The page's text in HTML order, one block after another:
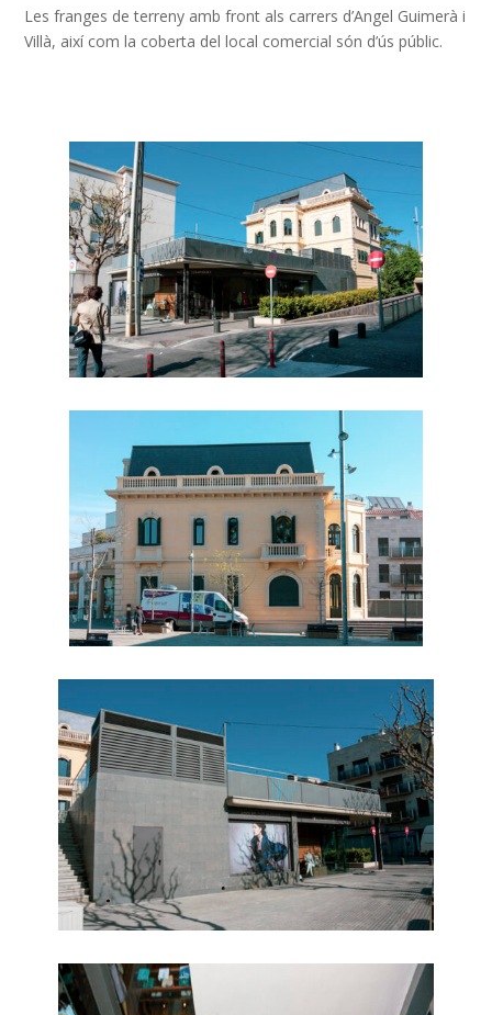
Les franges de terreny amb front als carrers d’Angel Guimerà i
Villà, així com la coberta del local comercial són d’ús públic.